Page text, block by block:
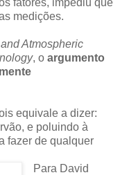
medições.
Atmospheric
, o argumento
equivale a dizer:
e poluindo à
fazer de qualquer
Para David